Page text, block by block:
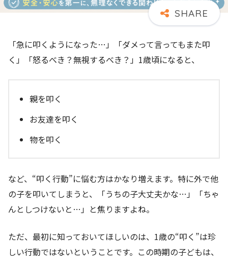
「急に叩くようになった…」「ダメって言ってもまた叩
く」「怒るべき？無視するべき？」1歳頃になると、
親を叩く
お友達を叩く
物を叩く
など、“叩く行動”に悩む方はかなり増えます。特に外で他
の子を叩いてしまうと、「うちの子大丈夫かな…」「ちゃ
んとしつけないと…」と焦りますよね。
ただ、最初に知っておいてほしいのは、1歳の“叩く”は珍
しい行動ではないということです。この時期の子どもは、